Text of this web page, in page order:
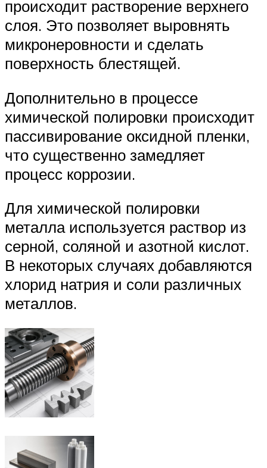
происходит растворение верхнего
слоя. Это позволяет выровнять
микронеровности и сделать
поверхность блестящей.
Дополнительно в процессе
химической полировки происходит
пассивирование оксидной пленки,
что существенно замедляет
процесс коррозии.
Для химической полировки
металла используется раствор из
серной, соляной и азотной кислот.
В некоторых случаях добавляются
хлорид натрия и соли различных
металлов.